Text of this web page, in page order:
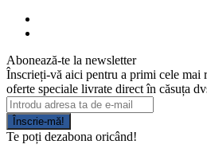
Abonează-te la newsletter
Înscrieți-vă aici pentru a primi cele mai
oferte speciale livrate direct în căsuța
Înscrie-mă!
Te poți dezabona oricând!